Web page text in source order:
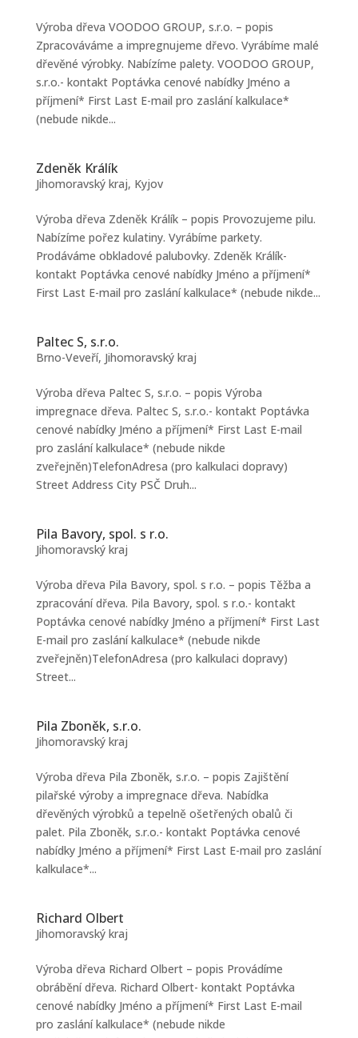
Výroba dřeva VOODOO GROUP, s.r.o. – popis
Zpracováváme a impregnujeme dřevo. Vyrábíme malé
dřevěné výrobky. Nabízíme palety. VOODOO GROUP,
s.r.o.- kontakt Poptávka cenové nabídky Jméno a
příjmení* First Last E-mail pro zaslání kalkulace*
(nebude nikde...
Zdeněk Králík
Jihomoravský kraj, Kyjov
Výroba dřeva Zdeněk Králík – popis Provozujeme pilu.
Nabízíme pořez kulatiny. Vyrábíme parkety.
Prodáváme obkladové palubovky. Zdeněk Králík-
kontakt Poptávka cenové nabídky Jméno a příjmení*
First Last E-mail pro zaslání kalkulace* (nebude nikde...
Paltec S, s.r.o.
Brno-Veveří, Jihomoravský kraj
Výroba dřeva Paltec S, s.r.o. – popis Výroba
impregnace dřeva. Paltec S, s.r.o.- kontakt Poptávka
cenové nabídky Jméno a příjmení* First Last E-mail
pro zaslání kalkulace* (nebude nikde
zveřejněn)TelefonAdresa (pro kalkulaci dopravy)
Street Address City PSČ Druh...
Pila Bavory, spol. s r.o.
Jihomoravský kraj
Výroba dřeva Pila Bavory, spol. s r.o. – popis Těžba a
zpracování dřeva. Pila Bavory, spol. s r.o.- kontakt
Poptávka cenové nabídky Jméno a příjmení* First Last
E-mail pro zaslání kalkulace* (nebude nikde
zveřejněn)TelefonAdresa (pro kalkulaci dopravy)
Street...
Pila Zboněk, s.r.o.
Jihomoravský kraj
Výroba dřeva Pila Zboněk, s.r.o. – popis Zajištění
pilařské výroby a impregnace dřeva. Nabídka
dřevěných výrobků a tepelně ošetřených obalů či
palet. Pila Zboněk, s.r.o.- kontakt Poptávka cenové
nabídky Jméno a příjmení* First Last E-mail pro zaslání
kalkulace*...
Richard Olbert
Jihomoravský kraj
Výroba dřeva Richard Olbert – popis Provádíme
obrábění dřeva. Richard Olbert- kontakt Poptávka
cenové nabídky Jméno a příjmení* First Last E-mail
pro zaslání kalkulace* (nebude nikde